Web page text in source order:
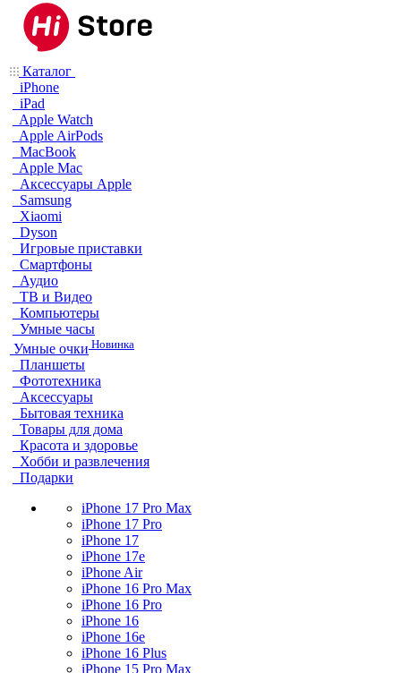
Каталог
iPhone
iPad
Apple Watch
Apple AirPods
MacBook
Apple Mac
Аксессуары Apple
Samsung
Xiaomi
Dyson
Игровые приставки
Смартфоны
Аудио
ТВ и Видео
Компьютеры
Умные часы
Умные очки Новинка
Планшеты
Фототехника
Аксессуары
Бытовая техника
Товары для дома
Красота и здоровье
Хобби и развлечения
Подарки
iPhone 17 Pro Max
iPhone 17 Pro
iPhone 17
iPhone 17e
iPhone Air
iPhone 16 Pro Max
iPhone 16 Pro
iPhone 16
iPhone 16e
iPhone 16 Plus
iPhone 15 Pro Max